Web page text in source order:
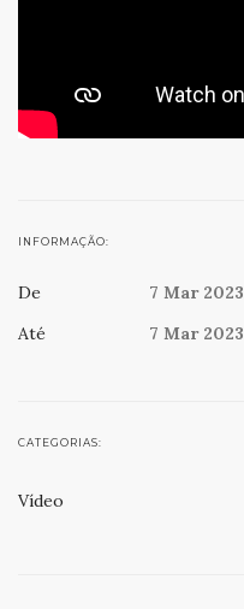
INFORMAÇÃO:
De 7 Mar 2023
Até
7 Mar 2023
CATEGORIAS:
Vídeo